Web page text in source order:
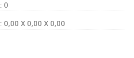
: 0
: 0,00 X 0,00 X 0,00